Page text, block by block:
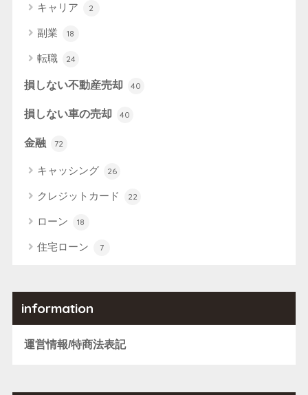
キャリア 2
副業 18
転職 24
損しない不動産売却 40
損しない車の売却 40
金融 72
キャッシング 26
クレジットカード 22
ローン 18
住宅ローン 7
information
運営情報/特商法表記